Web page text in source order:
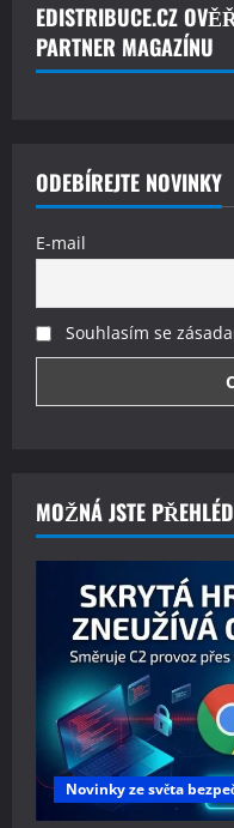
EDISTRIBUCE.CZ
PARTNER MAGAZÍNU
ODEBÍREJTE NOVINKY
E-mail
Souhlasím se
MOŽNÁ JSTE
Novinky ze světa